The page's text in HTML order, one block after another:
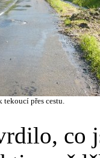
tekoucí přes cestu.
co